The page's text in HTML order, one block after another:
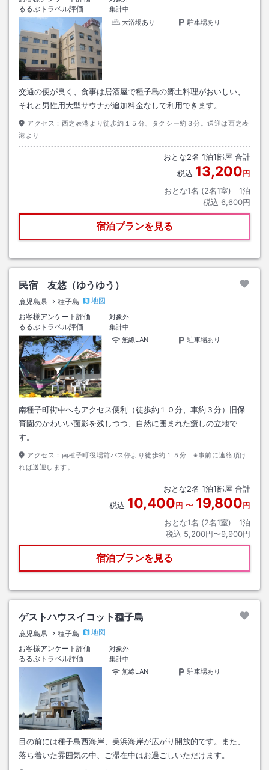
るるぶトラベル評価
集計中
大浴場あり
駐車場あり
交通の便が良く、食事は居酒屋で種子島の郷土料理がおいしい、
それと男性用大型サウナが追加料金なしで利用できます。
アクセス： 西之表港より徒歩約１５分、タクシー約３分。送迎は西之表
港より
おとな2名 1泊1部屋 合計
税込 13,200円
おとな1名 (2名1室)｜ 1泊
税込 6,600円
宿泊プランを見る
民宿 友悠（ゆうゆう）
鹿児島県 種子島
地図
お客様アンケート評価
対象外
るるぶトラベル評価
集計中
無線LAN
駐車場あり
南種子町街中へもアクセス便利（徒歩約１０分、車約３分）旧保
育園のかわいい面影を残しつつ、自然に囲まれた癒しの立地で
す。
アクセス： 南種子町役場前バス停より徒歩約１５分 ※事前に連絡頂け
れば送迎します。
おとな2名 1泊1部屋 合計
税込 10,400円 〜 19,800円
おとな1名 (2名1室)｜ 1泊
税込 5,200円〜9,900円
宿泊プランを見る
ゲストハウスイコット種子島
鹿児島県 種子島
地図
お客様アンケート評価
対象外
るるぶトラベル評価
集計中
無線LAN
駐車場あり
目の前には種子島西海岸、美浜海岸が広がり開放的です。また、
落ち着いた雰囲気の中、ご滞在中はお過ごしいただけます。